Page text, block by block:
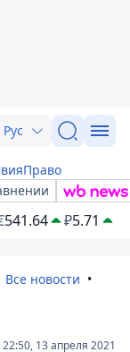
Рус
Право
541.64 ₽5.71
Все новости
22:50, 13 апреля 2021